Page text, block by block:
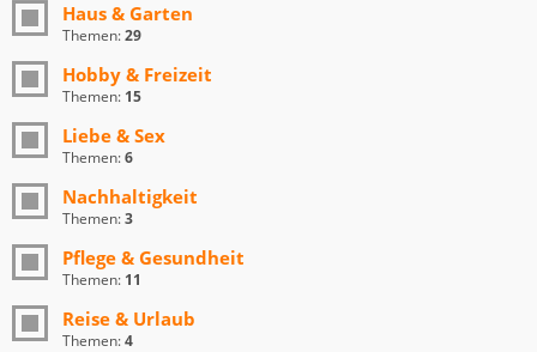
Haus & Garten
Themen:29
Hobby & Freizeit
Themen: 15
Liebe & Sex
Themen:6
Nachhaltigkeit
Themen:3
Pflege & Gesundheit
Themen: 11
Reise & Urlaub
Themen:4